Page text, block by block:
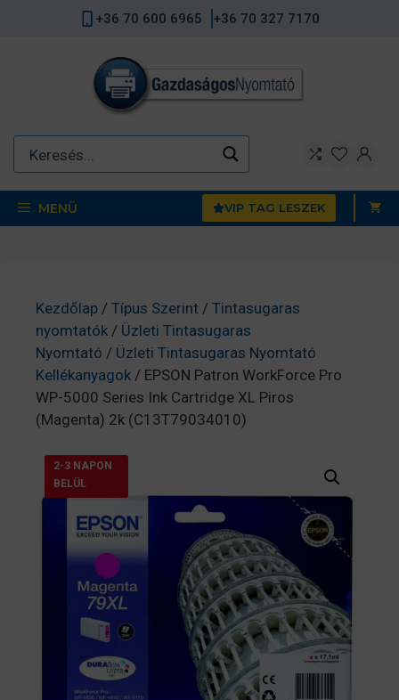
+36 70 600 6965 +36 70 327 7170
MENÜ VIP TAG LESZEK
Kezdőlap / Típus Szerint / Tintasugaras
nyomtatók / Üzleti Tintasugaras
Nyomtató / Üzleti Tintasugaras Nyomtató
Kellékanyagok / EPSON Patron WorkForce Pro
WP-5000 Series Ink Cartridge XL Piros
(Magenta) 2k (C13T79034010)
2-3 NAPON
BELÜL